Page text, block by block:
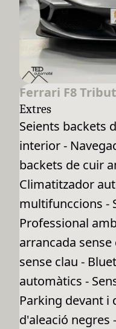
Ferrari F8
Extres
Seients backets
interior -
backets de cuir
Climatitzador
multifunccions -
Professional
arrancada sense
sense clau -
automàtics -
Parking devant i
d'aleació negres